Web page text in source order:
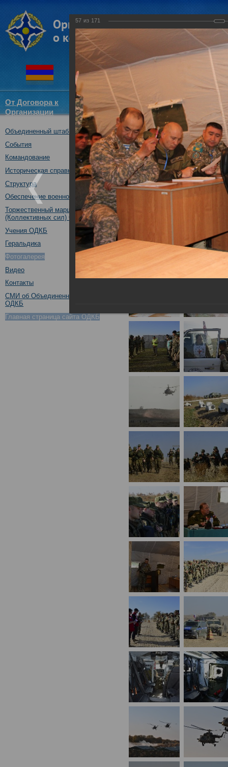
От Договора к
Организации
Структура
ОДКБ
Новости
Объединенный штаб ОДКБ
События
Командование
Историческая справка
Структура
Обеспечение военной безопасности
Торжественный марш Войск
(Коллективных сил) ОДКБ
Учения ОДКБ
Геральдика
Фотогалерея
Видео
Контакты
СМИ об Объединенном штабе
ОДКБ
Главная страница сайта ОДКБ
Совместное учение
17.10.2017
57 из 171